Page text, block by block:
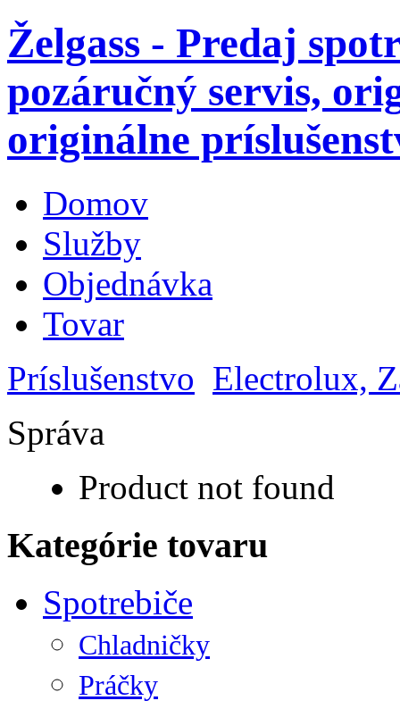
Želgass - Predaj
pozáručný servis,
originálne
Domov
Služby
Objednávka
Tovar
Príslušenstvo Electrolux,
Správa
Product not found
Kategórie tovaru
Spotrebiče
Chladničky
Práčky